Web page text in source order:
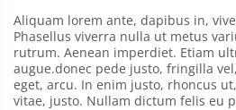
Aliquam lorem ante, dapibus in,
Phasellus viverra nulla ut metus
rutrum. Aenean imperdiet. Etiam
augue.donec pede justo, fringilla
eget, arcu. In enim justo, rhoncus
vitae, justo. Nullam dictum felis eu